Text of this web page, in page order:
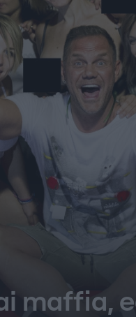
maffia,